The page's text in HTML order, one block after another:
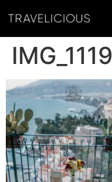
IMG_1119